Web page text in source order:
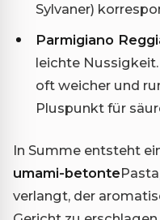
Sylvaner)
Parmigiano
leichte Nussigkeit.
oft weicher und
Pluspunkt für
In Summe entsteht
umami-betonte
verlangt, der